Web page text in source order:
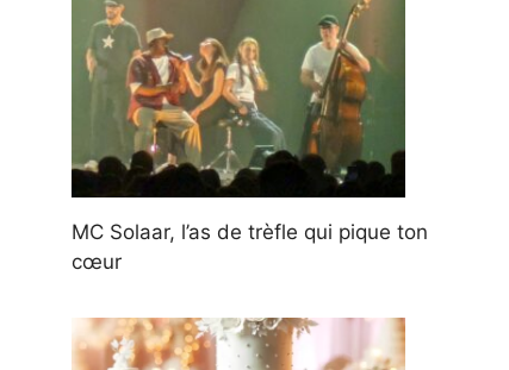
MC Solaar, l’as de trèfle qui pique ton
cœur